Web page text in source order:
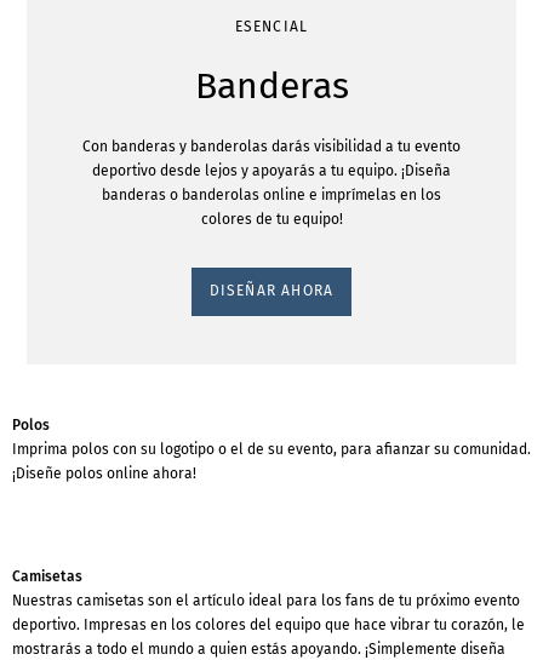
ESENCIAL
Banderas
Con banderas y banderolas darás visibilidad a tu evento
deportivo desde lejos y apoyarás a tu equipo. ¡Diseña
banderas o banderolas online e imprímelas en los
colores de tu equipo!
DISEÑAR AHORA
Polos
Imprima polos con su logotipo o el de su evento, para afianzar su comunidad.
¡Diseñe polos online ahora!
Camisetas
Nuestras camisetas son el artículo ideal para los fans de tu próximo evento
deportivo. Impresas en los colores del equipo que hace vibrar tu corazón, le
mostrarás a todo el mundo a quien estás apoyando. ¡Simplemente diseña